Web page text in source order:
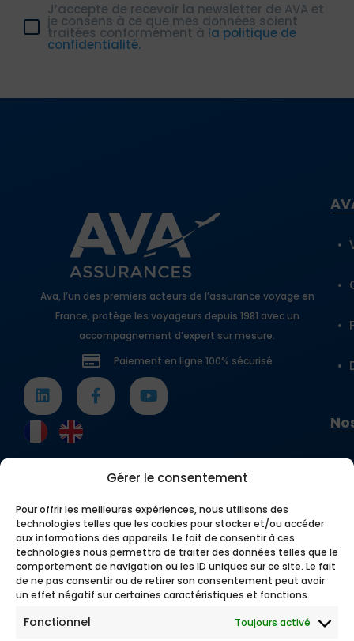
Gérer le consentement
Pour offrir les meilleures expériences, nous utilisons des
technologies telles que les cookies pour stocker et/ou accéder
aux informations des appareils. Le fait de consentir à ces
technologies nous permettra de traiter des données telles que le
comportement de navigation ou les ID uniques sur ce site. Le fait
de ne pas consentir ou de retirer son consentement peut avoir
un effet négatif sur certaines caractéristiques et fonctions.
Fonctionnel Toujours activé
J’accepte de recevoir la newsletter de AVA et
je consens à ce que mes données soient
traitées conformément à la politique de
confidentialité.
Ava, l’un des premiers acteurs de l’assurance voyage en
France, protège les voyageurs depuis 1981 avec un
accompagnement d’expert sur mesure.
Paiement en ligne 100% sécurisé